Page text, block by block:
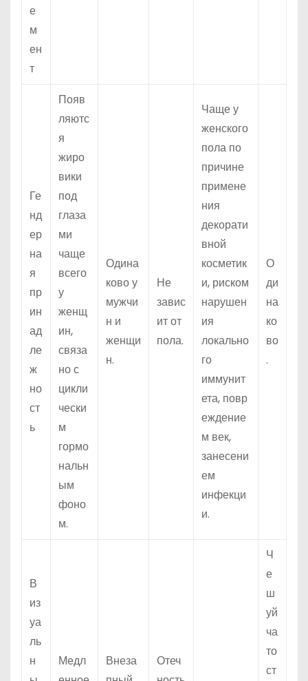
е
м
ен
т
Ге
нд
ер
на
я
пр
ин
ад
ле
ж
но
ст
ь
Появ
ляютс
я
жиро
вики
под
глаза
ми
чаще
всего
у
женщ
ин,
связа
но с
цикли
чески
м
гормо
нальн
ым
фоно
м.
Одина
ково у
мужчи
н и
женщи
н.
Не
завис
ит от
пола.
Чаще у
женского
пола по
причине
примене
ния
декорати
вной
косметик
и, риском
нарушен
ия
локально
го
иммунит
ета, повр
еждение
м век,
занесени
ем
инфекци
и.
О
ди
на
ко
во
.
В
из
уа
ль
н
Медл
Внеза
Отеч
Ч
е
ш
уй
ча
то
ст